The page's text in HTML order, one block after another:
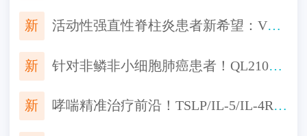
新 活动性强直性脊柱炎患者新希望：VC005片III期研究招募中，口服便捷，起效迅速
新 针对非鳞非小细胞肺癌患者！QL2107生物类似药启动III期研究，对标Keytruda一线治疗非鳞非小细胞肺癌
新 哮喘精准治疗前沿！TSLP/IL-5/IL-4Rα靶点新药III期临床进展汇总